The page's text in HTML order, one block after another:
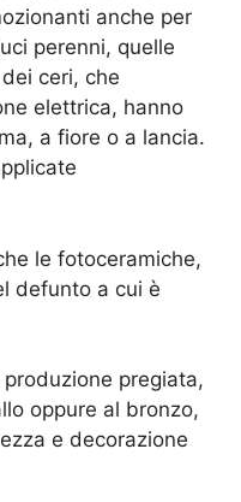
anche per
perenni, quelle
ceri, che
elettrica, hanno
a fiore o a lancia.
le fotoceramiche,
defunto a cui è
pregiata,
oppure al bronzo,
e decorazione